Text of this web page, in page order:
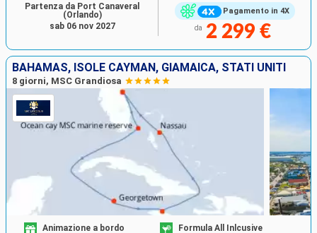
Pagamento in 4X
da 2 299 €
Partenza da Port Canaveral
(Orlando)
sab 06 nov 2027
BAHAMAS, ISOLE CAYMAN, GIAMAICA, STATI UNITI
8 giorni, MSC Grandiosa
Animazione a bordo
Formula All Inlcusive